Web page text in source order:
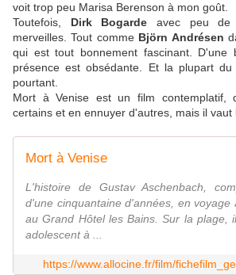
voit trop peu Marisa Berenson à mon goût.
Toutefois, Dirk Bogarde avec peu de
merveilles. Tout comme Björn Andrésen
qui est tout bonnement fascinant. D'une
présence est obsédante. Et la plupart
pourtant.
Mort à Venise est un film contemplatif,
certains et en ennuyer d'autres, mais il vaut
Mort à Venise
L'histoire de Gustav Aschenbach,
d'une cinquantaine d'années, en voyage
au Grand Hôtel les Bains. Sur la plage,
adolescent à ...
https://www.allocine.fr/film/